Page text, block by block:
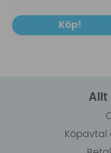
Köp!
Allt
Köpavtal